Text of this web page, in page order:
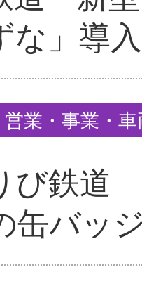
な」導入
営業・事業・
び鉄道
缶バッ